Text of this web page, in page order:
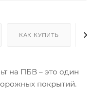
КАК КУПИТЬ
на ПБВ – это один
покрытий.